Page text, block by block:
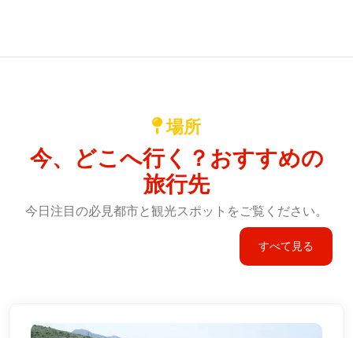
場所
今、どこへ行く？おすすめの
旅行先
今日注目の必見都市と観光スポットをご覧ください。
すべて見る